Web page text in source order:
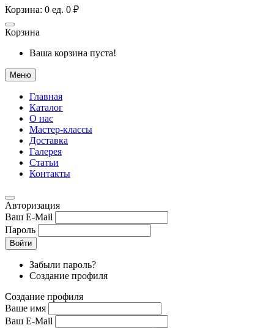
Корзина: 0 ед. 0 ₽
Корзина
Ваша корзина пуста!
Меню
Главная
Каталог
О нас
Мастер-классы
Доставка
Галерея
Статьи
Контакты
Авторизация
Ваш E-Mail
Пароль
Войти
Забыли пароль?
Создание профиля
Создание профиля
Ваше имя
Ваш E-Mail